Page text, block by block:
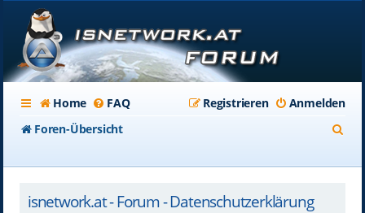
Home FAQ Anmelden
Registrieren
Foren-Übersicht
isnetwork.at - Forum - Datenschutzerklärung